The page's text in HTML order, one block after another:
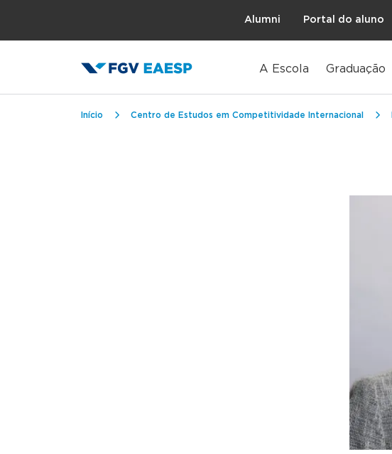
Alumni Portal do aluno
A Escola Graduação
Trilha de navegação
Início Centro de Estudos em Competitividade Internacional